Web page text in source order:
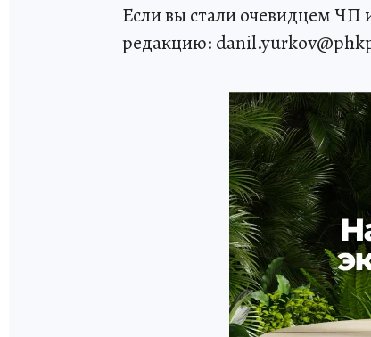
Если вы стали очевидцем ЧП
редакцию: